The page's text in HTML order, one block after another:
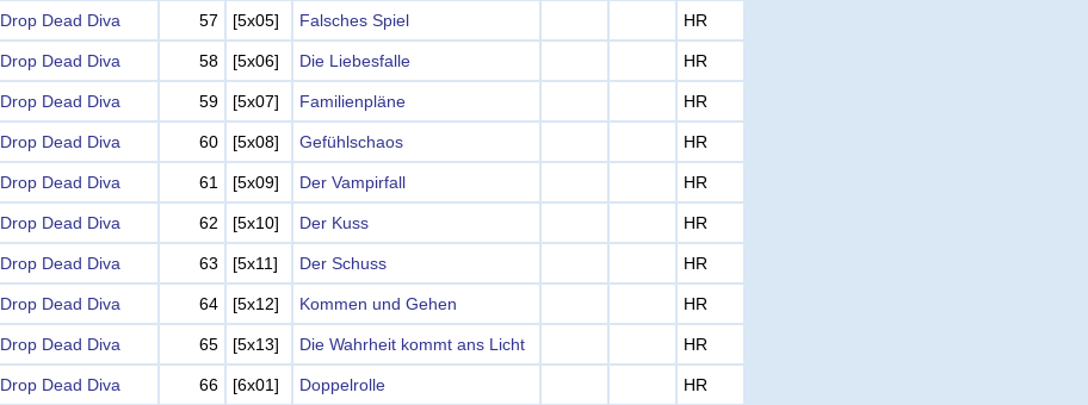
Drop Dead Diva 57 [5x05] Falsches Spiel HR
Drop Dead Diva 58 [5x06] Die Liebesfalle HR
Drop Dead Diva 59 [5x07] Familienpläne HR
Drop Dead Diva 60 [5x08] Gefühlschaos HR
Drop Dead Diva 61 [5x09] Der Vampirfall HR
Drop Dead Diva 62 [5x10] Der Kuss HR
Drop Dead Diva 63 [5x11] Der Schuss HR
Drop Dead Diva 64 [5x12] Kommen und Gehen HR
Drop Dead Diva 65 [5x13] Die Wahrheit kommt ans Licht HR
Drop Dead Diva 66 [6x01] Doppelrolle HR